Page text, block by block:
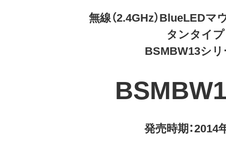
無線（2.4GHz）BlueLED
タンタイプ
BSMBW13シ
発売時期：2014